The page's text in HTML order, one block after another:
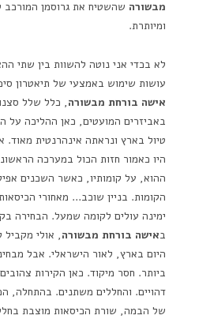
מבשורה שהשטיח את גרוסמן המורכב
ומיותרת.
לא בכדי אני נוטה להשוות בין שתי
עושות שימוש באמצעי של תיאטרון
אישה בורחת מבשורה, כלל שלל
באביזרים המועטים, כאן ההליכה על
טיול בארץ ונראתה אינהרנטית מאוד.
היו כאמור חזות הכול במערכה
ההוא, על קומותיו, כאשר השכנים
הקומות. בניין שוכב… מאחורי
ימינה עולים לקומה שמעל. הבחירה
באישה בורחת מבשורה, אולי
היום בארץ, לאור הישראלי. אבל
ביותר. חסר מיקוד. כאן הקירות
דהויים. והחללים משתנים. בהתחלה,
של הבמה, שורת הכיסאות מוצבת